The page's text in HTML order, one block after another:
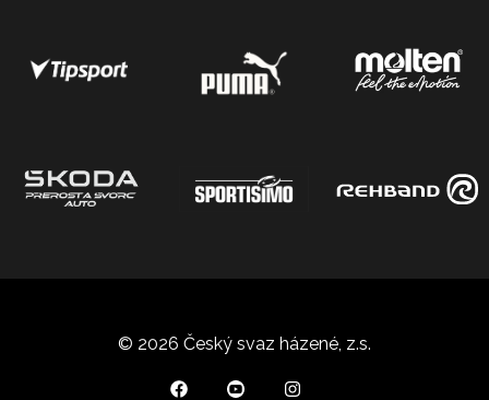
© 2026 Český svaz házené, z.s.